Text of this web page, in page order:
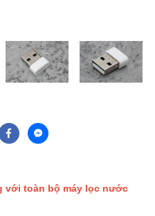
với toàn bộ máy lọc nước